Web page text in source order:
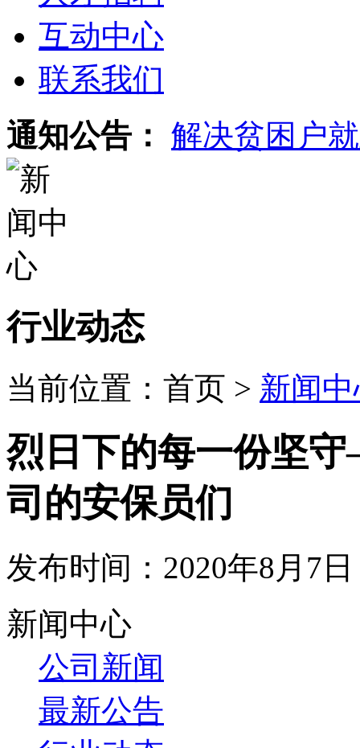
互动中心
联系我们
通知公告： 解决贫困户
行业动态
当前位置： 首页 > 新闻
烈日下的每一份坚
司的安保员们
发布时间：2020年8月7
相关阅读：
谈谈保安公司如何解决“招人难、留人难”这一棘手问题
保安公司管理者批评犯了错误的保安队员应注意哪些事项
关于福建省保安服务业调查纪实
浅议《日本保安业法》以及日本保安业
专访首都社会安全研究基地首席专家中国保安协会专家
大学生当保安是不是大材小用
新闻中心
公司新闻
最新公告